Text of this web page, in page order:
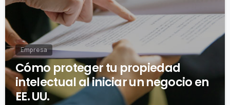
Empresa
Cómo proteger tu propiedad
intelectual al iniciar un negocio en
EE. UU.